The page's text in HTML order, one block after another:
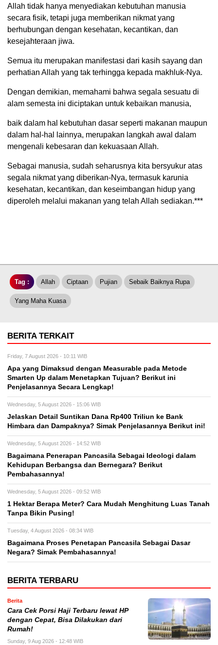
Allah tidak hanya menyediakan kebutuhan manusia
secara fisik, tetapi juga memberikan nikmat yang
berhubungan dengan kesehatan, kecantikan, dan
kesejahteraan jiwa.
Semua itu merupakan manifestasi dari kasih sayang dan
perhatian Allah yang tak terhingga kepada makhluk-Nya.
Dengan demikian, memahami bahwa segala sesuatu di
alam semesta ini diciptakan untuk kebaikan manusia,
baik dalam hal kebutuhan dasar seperti makanan maupun
dalam hal-hal lainnya, merupakan langkah awal dalam
mengenali kebesaran dan kekuasaan Allah.
Sebagai manusia, sudah seharusnya kita bersyukur atas
segala nikmat yang diberikan-Nya, termasuk karunia
kesehatan, kecantikan, dan keseimbangan hidup yang
diperoleh melalui makanan yang telah Allah sediakan.***
Tag : Allah Ciptaan Pujian Sebaik Baiknya Rupa
Yang Maha Kuasa
BERITA TERKAIT
Friday, 7 August 2026 - 10:11 WIB
Apa yang Dimaksud dengan Measurable pada Metode
Smarten Up dalam Menetapkan Tujuan? Berikut ini
Penjelasannya Secara Lengkap!
Wednesday, 5 August 2026 - 15:06 WIB
Jelaskan Detail Suntikan Dana Rp400 Triliun ke Bank
Himbara dan Dampaknya? Simak Penjelasannya Berikut ini!
Wednesday, 5 August 2026 - 14:52 WIB
Bagaimana Penerapan Pancasila Sebagai Ideologi dalam
Kehidupan Berbangsa dan Bernegara? Berikut
Pembahasannya!
Wednesday, 5 August 2026 - 09:52 WIB
1 Hektar Berapa Meter? Cara Mudah Menghitung Luas Tanah
Tanpa Bikin Pusing!
Tuesday, 4 August 2026 - 08:34 WIB
Bagaimana Proses Penetapan Pancasila Sebagai Dasar
Negara? Simak Pembahasannya!
BERITA TERBARU
Berita
Cara Cek Porsi Haji Terbaru lewat HP
dengan Cepat, Bisa Dilakukan dari
Rumah!
Sunday, 9 Aug 2026 - 12:48 WIB